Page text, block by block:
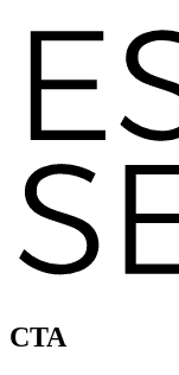
CTA